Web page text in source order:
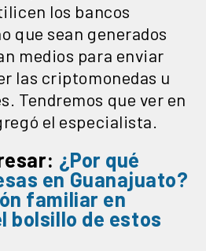
los bancos
que sean generados
medios para enviar
las criptomonedas u
Tendremos que ver en
el especialista.
¿Por qué
en Guanajuato?
familiar en
bolsillo de estos